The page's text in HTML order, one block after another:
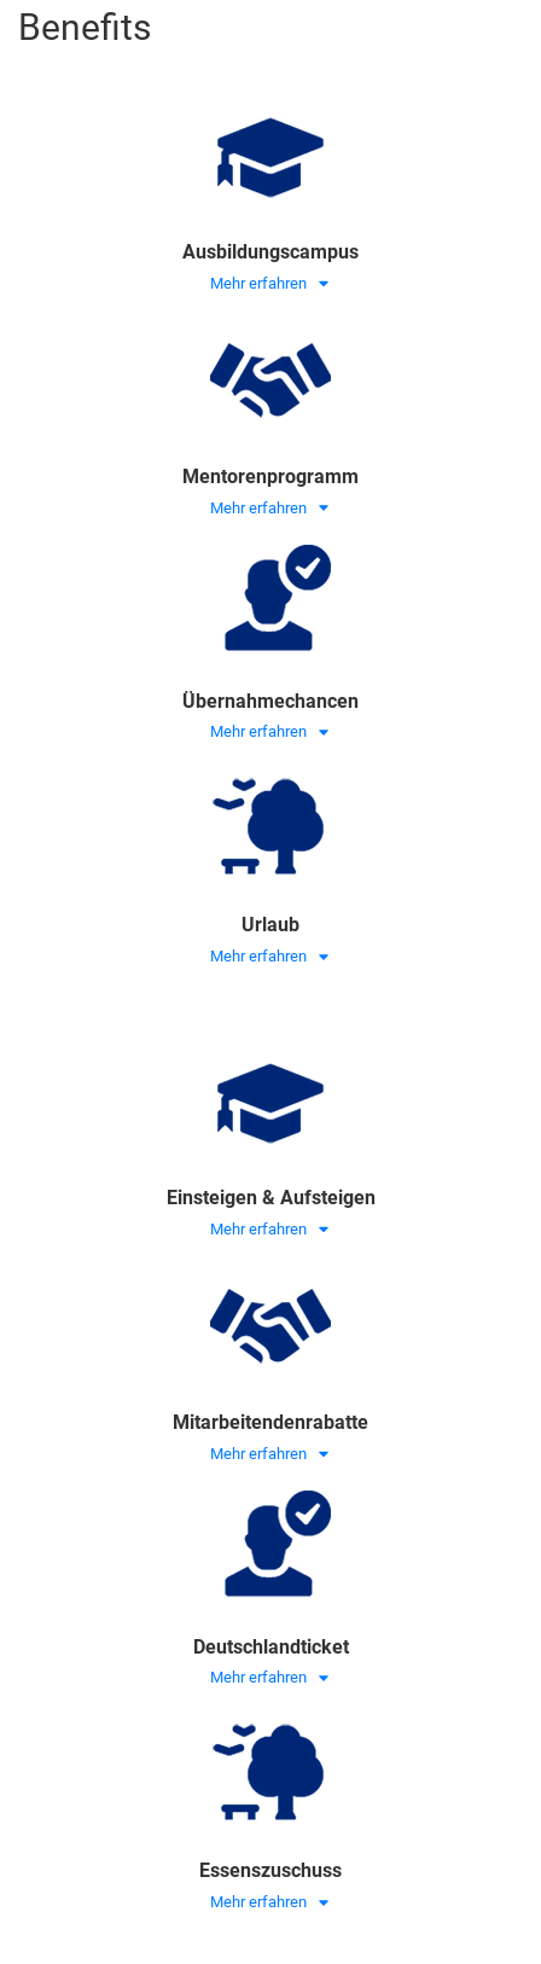
Benefits
Ausbildungscampus
Mehr erfahren
Mentorenprogramm
Mehr erfahren
Übernahmechancen
Mehr erfahren
Urlaub
Mehr erfahren
Einsteigen & Aufsteigen
Mehr erfahren
Mitarbeitendenrabatte
Mehr erfahren
Deutschlandticket
Mehr erfahren
Essenszuschuss
Mehr erfahren